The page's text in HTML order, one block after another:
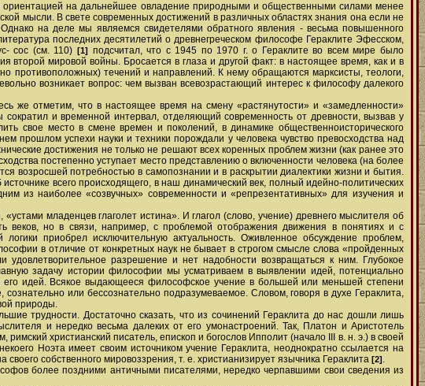
ориентацией на дальнейшее овладение природными и общественными силами менее
мысли. В свете современных достижений в различных областях знания она если не
на деле мы являемся свидетелями обратного явления - весьма повышенного
последних десятилетий о древнегреческом философе Гераклите Эфесском,
сос (см. 110)[1] подсчитал, что с 1945 по 1970 г. о Гераклите во всем мире было
второй мировой войны. Бросается в глаза и другой факт: в настоящее время, как и в
противоположных) течений и направлений. К нему обращаются марксисты, теологи,
возникает вопрос: чем вызван всевозрастающий интерес к философу далекого
же отметим, что в настоящее время на смену «растянутости» и «замедленности»
и временной интервал, отделяющий современность от древности, вызвав у
свое место в смене времен и поколений, в динамике общественноисторического
прошлом успехи науки и техники порождали у человека чувство превосходства над
достижения не только не решают всех коренных проблем жизни (как ранее это
постепенно уступает место представлению о включенности человека (на более
возросшей потребностью в самопознании и в раскрытии диалектики жизни и бытия.
всего происходящего, в наш динамический век, полный идейно-политических
из наиболее «созвучных» современности и «репрезентативных» для изучения и
младенцев глаголет истина». И глагол (слово, учение) древнего мыслителя об
веков, но в связи, например, с проблемой отображения движения в понятиях и с
приобрел исключительную актуальность. Оживленное обсуждение проблем,
в отличие от конкретных наук не бывает в строгом смысле слова «пройденных
разрешение и нет надобности возвращаться к ним. Глубокое
задачу истории философии мы усматриваем в выявлении идей, потенциально
его идей. Всякое выдающееся философское учение в большей или меньшей степени
или бессознательно подразумеваемое. Словом, говоря в духе Гераклита,
природы.
трудности. Достаточно сказать, что из сочинений Гераклита до нас дошли лишь
и нередко весьма далеких от его умонастроений. Так, Платон и Аристотель
христианский писатель, епископ и богослов Ипполит (начало III в. н. э.) в своей
Ноэта имеет своим источником учение Гераклита, неоднократно ссылается на
собственного мировоззрения, т. е. христианизирует язычника Гераклита [2].
более поздними античными писателями, нередко черпавшими свои сведения из